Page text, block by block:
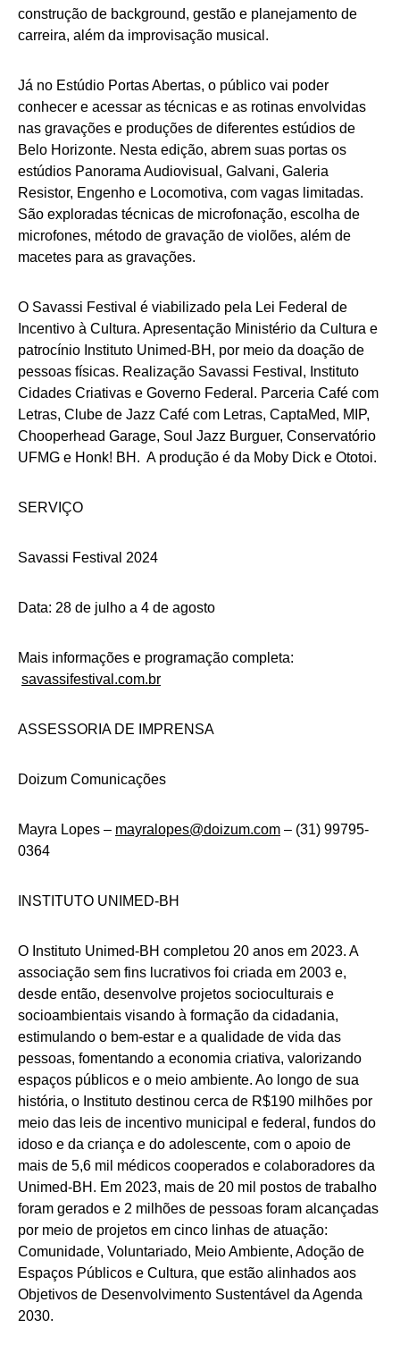
construção de background, gestão e planejamento de
carreira, além da improvisação musical.
Já no Estúdio Portas Abertas, o público vai poder
conhecer e acessar as técnicas e as rotinas envolvidas
nas gravações e produções de diferentes estúdios de
Belo Horizonte. Nesta edição, abrem suas portas os
estúdios Panorama Audiovisual, Galvani, Galeria
Resistor, Engenho e Locomotiva, com vagas limitadas.
São exploradas técnicas de microfonação, escolha de
microfones, método de gravação de violões, além de
macetes para as gravações.
O Savassi Festival é viabilizado pela Lei Federal de
Incentivo à Cultura. Apresentação Ministério da Cultura e
patrocínio Instituto Unimed-BH, por meio da doação de
pessoas físicas. Realização Savassi Festival, Instituto
Cidades Criativas e Governo Federal. Parceria Café com
Letras, Clube de Jazz Café com Letras, CaptaMed, MIP,
Chooperhead Garage, Soul Jazz Burguer, Conservatório
UFMG e Honk! BH. A produção é da Moby Dick e Ototoi.
SERVIÇO
Savassi Festival 2024
Data: 28 de julho a 4 de agosto
Mais informações e programação completa:
savassifestival.com.br
ASSESSORIA DE IMPRENSA
Doizum Comunicações
Mayra Lopes – mayralopes@doizum.com – (31) 99795-
0364
INSTITUTO UNIMED-BH
O Instituto Unimed-BH completou 20 anos em 2023. A
associação sem fins lucrativos foi criada em 2003 e,
desde então, desenvolve projetos socioculturais e
socioambientais visando à formação da cidadania,
estimulando o bem-estar e a qualidade de vida das
pessoas, fomentando a economia criativa, valorizando
espaços públicos e o meio ambiente. Ao longo de sua
história, o Instituto destinou cerca de R$190 milhões por
meio das leis de incentivo municipal e federal, fundos do
idoso e da criança e do adolescente, com o apoio de
mais de 5,6 mil médicos cooperados e colaboradores da
Unimed-BH. Em 2023, mais de 20 mil postos de trabalho
foram gerados e 2 milhões de pessoas foram alcançadas
por meio de projetos em cinco linhas de atuação:
Comunidade, Voluntariado, Meio Ambiente, Adoção de
Espaços Públicos e Cultura, que estão alinhados aos
Objetivos de Desenvolvimento Sustentável da Agenda
2030.